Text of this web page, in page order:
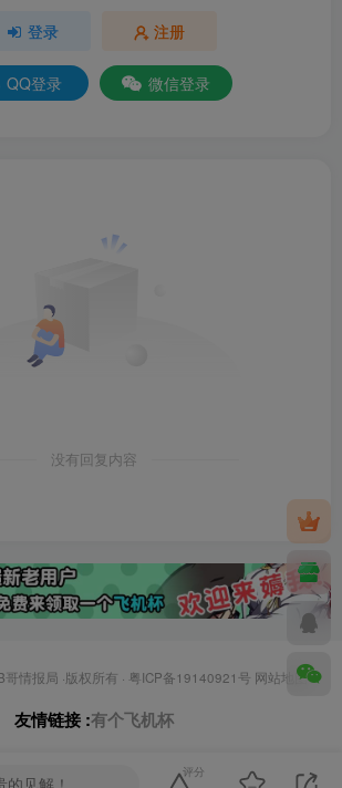
登录 注册
QQ登录 微信登录
没有回复内容
哥情报局 ·版权所有 · 粤ICP备19140921号 网站地图
友情链接 :有个飞机杯
见解！
评分